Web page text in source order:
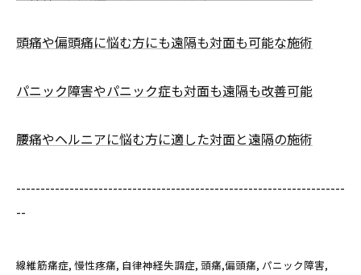
頭痛や偏頭痛に悩む方にも遠隔も対面も可能な施術
パニック障害やパニック症も対面も遠隔も改善可能
腰痛やヘルニアに悩む方に適した対面と遠隔の施術
--------------------------------------------------------------------
--
線維筋痛症 慢性疼痛 自律神経失調症 頭痛,偏頭痛 パニック障害